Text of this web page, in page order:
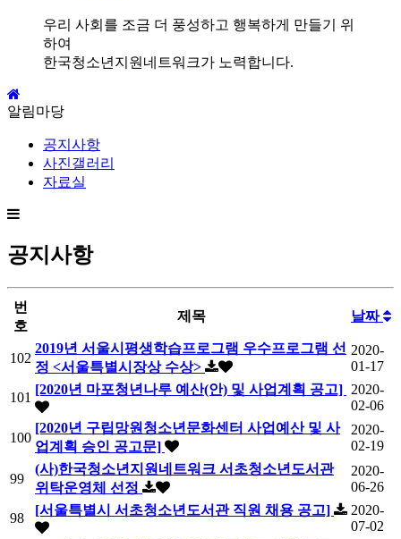
우리 사회를 조금 더 풍성하고 행복하게 만들기 위
하여
한국청소년지원네트워크가 노력합니다.
알림마당
공지사항
사진갤러리
자료실
공지사항
번
호
제목 날짜
102
2019년 서울시평생학습프로그램 우수프로그램 선
정 <서울특별시장상 수상>
2020-
01-17
101
[2020년 마포청년나루 예산(안) 및 사업계획 공고] 2020-
02-06
100
[2020년 구립망원청소년문화센터 사업예산 및 사
업계획 승인 공고문]
2020-
02-19
99
(사)한국청소년지원네트워크 서초청소년도서관
위탁운영체 선정
2020-
06-26
98
[서울특별시 서초청소년도서관 직원 채용 공고]
2020-
07-02